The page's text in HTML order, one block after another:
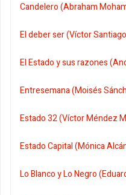
Candelero (Abraham
El deber ser (Víctor
El Estado y sus razones
Entresemana (Moisés
Estado 32 (Víctor Méndez
Estado Capital (Mónica
Lo Blanco y Lo Negro